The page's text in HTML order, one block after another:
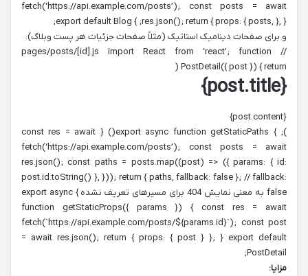
fetch(‘https://api.example.com/posts’); const posts = await
res.json(); return { props: { posts, }, }; } export default Blog;
و برای صفحات دینامیک استاتیک (مثلاً صفحات جزئیات هر پست وبلاگ):
// pages/posts/[id].js import React from ‘react’; function
PostDetail({ post }) { return (
{post.title}
{post.content}
); } export async function getStaticPaths() { const res = await
fetch(‘https://api.example.com/posts’); const posts = await
res.json(); const paths = posts.map((post) => ({ params: { id:
post.id.toString() }, })); return { paths, fallback: false }; // fallback:
false به معنی نمایش 404 برای مسیرهای تعریف نشده } export async
function getStaticProps({ params }) { const res = await
fetch(`https://api.example.com/posts/${params.id}`); const post
= await res.json(); return { props: { post } }; } export default
PostDetail;
مزایا: